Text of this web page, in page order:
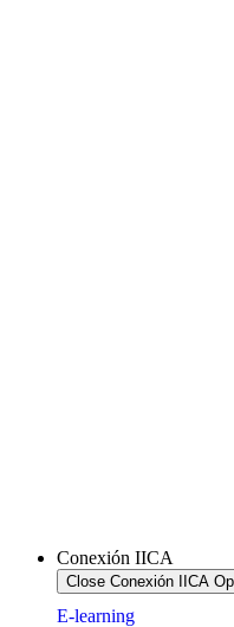
Conexión IICA
Close Conexión IICA
E-learning